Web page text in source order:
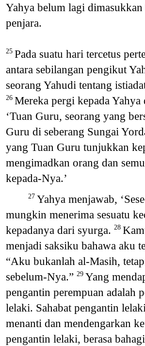
Yahya belum lagi dimasukkan
penjara.
25 Pada suatu hari tercetus
antara sebilangan pengikut
seorang Yahudi tentang
26 Mereka pergi kepada Yahya
‘Tuan Guru, seorang yang
Guru di seberang Sungai
yang Tuan Guru tunjukkan
mengimadkan orang dan
kepada-Nya.’
27 Yahya menjawab,
mungkin menerima sesuatu
kepadanya dari syurga. 28
menjadi saksiku bahawa aku
“Aku bukanlah al-Masih,
sebelum-Nya.” 29 Yang
pengantin perempuan adalah
lelaki. Sahabat pengantin
menanti dan mendengarkan
pengantin lelaki, berasa